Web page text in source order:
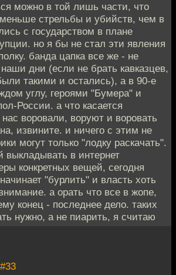
можно в той лишь части, что
стрельбы и убийств, чем в
с государством в плане
но я бы не стал эти явления
банда цапка все же - не
дни (если не брать кавказцев,
такими и остались), а в 90-е
углу, героями "Бумера" и
России. а что касается
нас воровали, воруют и воровать
извините. и ничего с этим не
могут только "лодку раскачать".
выкладывать в интернет
конкретных вещей, сегодня
"бурлить" и власть хоть
а орать что все в жопе,
конец - последнее дело. таких
нужно, а не пиарить, я считаю
#33